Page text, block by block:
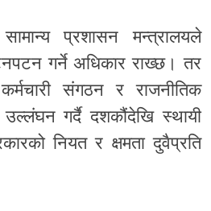
प्रशासन मन्त्रालयले
गर्ने अधिकार राख्छ। तर
संगठन र राजनीतिक
गर्दै दशकौंदेखि स्थायी
नियत र क्षमता दुवैप्रति